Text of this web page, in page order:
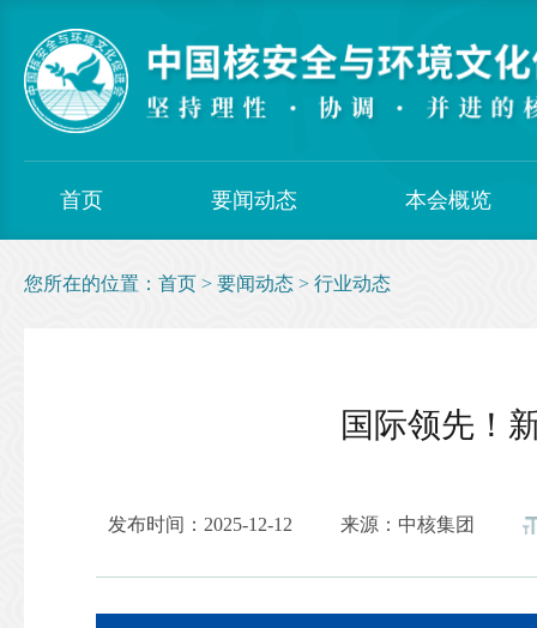
首页 要闻动态 本会概览
您所在的位置： 首页 > 要闻动态 > 行业动态
国际领先！
发布时间：2025-12-12 来源：中核集团